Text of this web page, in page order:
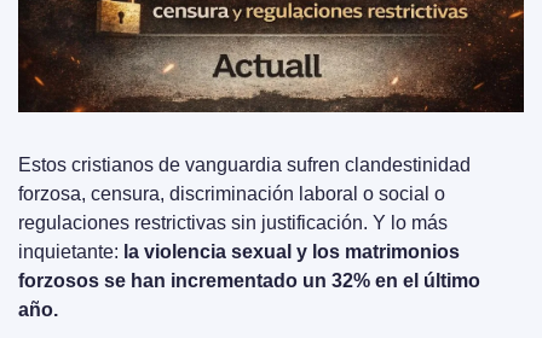
Estos cristianos de vanguardia sufren clandestinidad
forzosa, censura, discriminación laboral o social o
regulaciones restrictivas sin justificación. Y lo más
inquietante: la violencia sexual y los matrimonios
forzosos se han incrementado un 32% en el último
año.